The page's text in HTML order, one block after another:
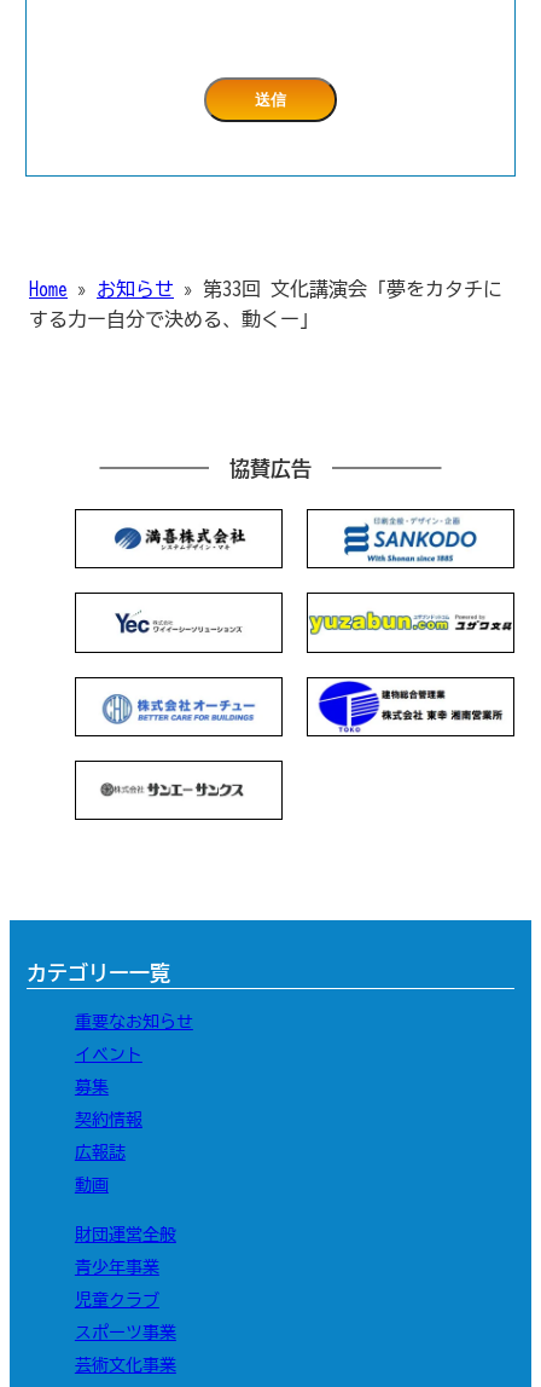
Home » お知らせ » 第33回 文化講演会「夢をカタチに
する力ー自分で決める、動くー」
協賛広告
カテゴリー一覧
重要なお知らせ
イベント
募集
契約情報
広報誌
動画
財団運営全般
青少年事業
児童クラブ
スポーツ事業
芸術文化事業